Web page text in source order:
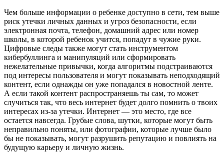
Чем больше информации о ребенке доступно в сети, тем выше
риск утечки личных данных и угроз безопасности, если
электронная почта, телефон, домашний адрес или номер
школы, в которой ребенок учится, попадут в чужие руки.
Цифровые следы также могут стать инструментом
кибербуллинга и манипуляций или сформировать
нежелательные привычки, когда алгоритмы подстраиваются
под интересы пользователя и могут показывать неподходящий
контент, если однажды он уже попадался в новостной ленте.
А если такой контент распространяешь ты сам, то может
случиться так, что весь интернет будет долго помнить о твоих
интересах из-за утечки. Интернет — это место, где все
остается навсегда. Грубые слова, шутки, которые могут быть
неправильно поняты, или фотографии, которые лучше было
бы не показывать, могут разрушить репутацию и повлиять на
будущую карьеру и личную жизнь.